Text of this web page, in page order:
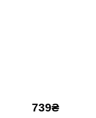
739₴